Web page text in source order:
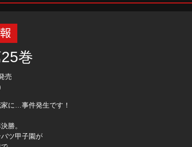
巻
売
に…事件発生です！
勝。
ツ甲子園が